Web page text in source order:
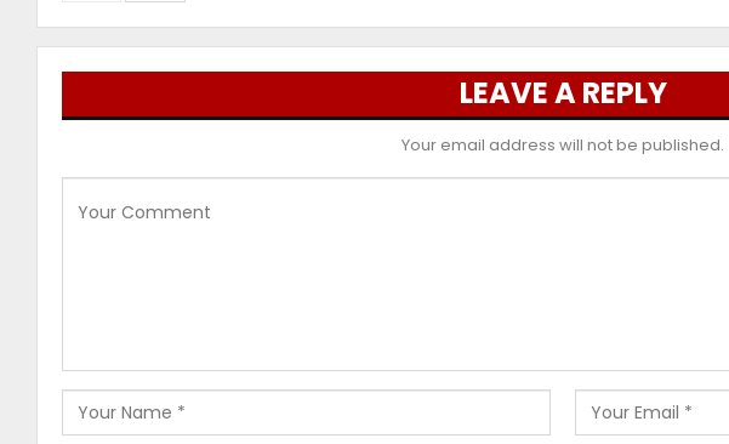
LEAVE A REPLY
Your email address will not be published.